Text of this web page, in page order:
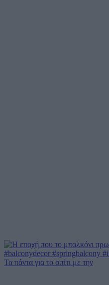
Τα πάντα για το σπίτι με την